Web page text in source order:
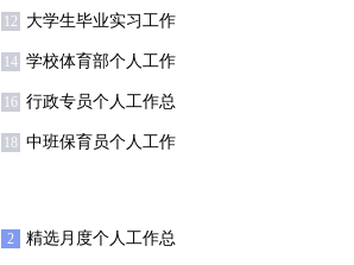
总结
12 大学生毕业实习工作
总结(集锦15篇)
14 学校体育部个人工作
总结6篇
16 行政专员个人工作总
结(精选15篇)
18 中班保育员个人工作
2 精选月度个人工作总